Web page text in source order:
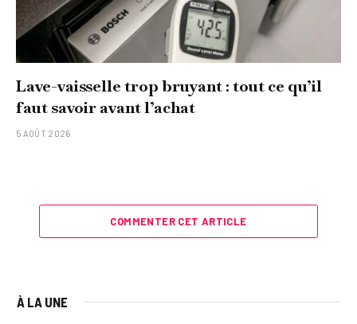
Lave-vaisselle trop bruyant : tout ce qu’il
faut savoir avant l’achat
5 AOÛT 2026
COMMENTER CET ARTICLE
À LA UNE